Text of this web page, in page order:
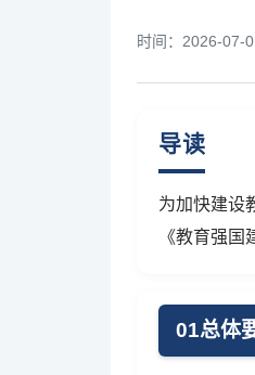
时间：2026-07-
导读
为加快建设
《教育强
01总体